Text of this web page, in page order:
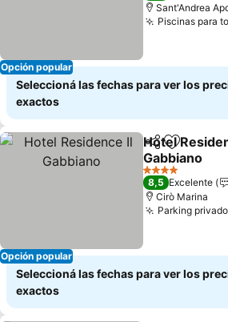
Opción popular
Sant'Andrea
Piscinas para
Seleccioná las fechas para ver los
exactos
Opción popular
Compartir
Añadir a
Hotel
Gabbiano
4 Estrellas
8,5 Excelente
Cirò Marina
Parking
Seleccioná las fechas para ver los
exactos